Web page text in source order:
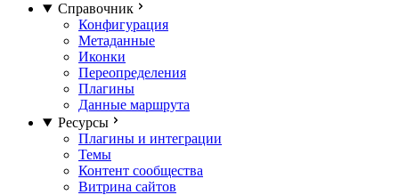
Справочник
Конфигурация
Метаданные
Иконки
Переопределения
Плагины
Данные маршрута
Ресурсы
Плагины и интеграции
Темы
Контент сообщества
Витрина сайтов